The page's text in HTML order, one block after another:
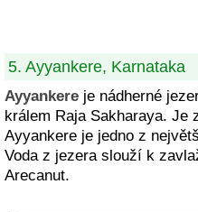
5. Ayyankere, Karnataka
Ayyankere je nádherné
králem Raja Sakharaya. Je
Ayyankere je jedno z
Voda z jezera slouží k
Arecanut.